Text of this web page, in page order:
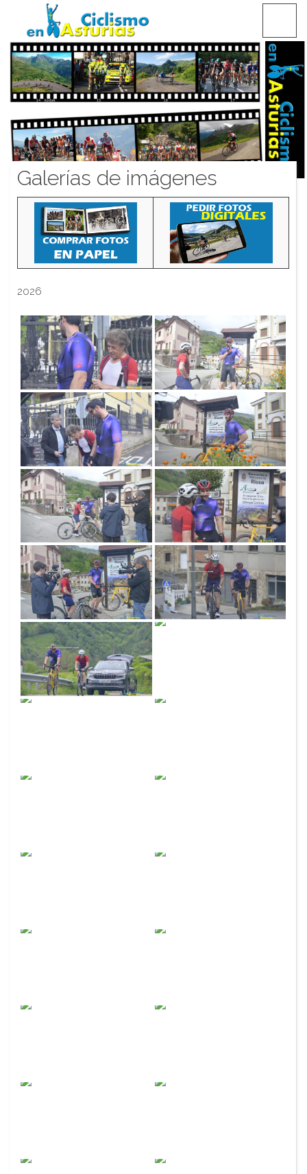
CICLISMO EN ASTURIAS
Galerías de imágenes
2026